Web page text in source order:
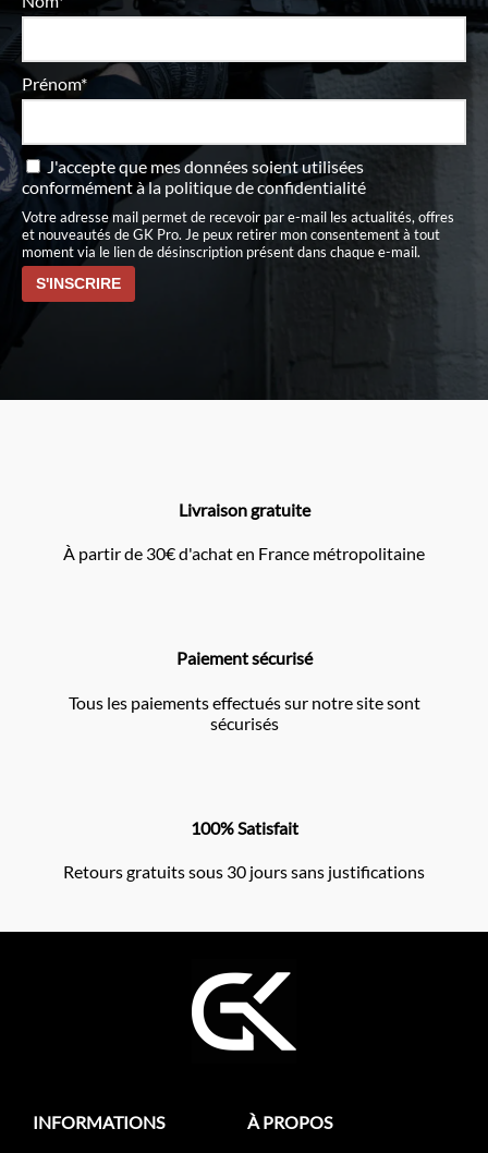
Prénom*
J'accepte que mes données soient utilisées
conformément àla politique de confidentialité
Votre adresse mail permet de recevoir par e-mail les actualités, offres
et nouveautés de GK Pro. Je peux retirer mon consentement à tout
moment via le lien de désinscription présent dans chaque e-mail.
Livraison gratuite
À partir de 30€ d'achat en France métropolitaine
Paiement sécurisé
Tous les paiements effectués sur notre site sont
sécurisés
100% Satisfait
Retours gratuits sous 30 jours sans justifications
INFORMATIONS À PROPOS